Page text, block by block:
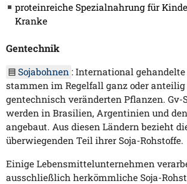
proteinreiche Spezialnahrung für
Kranke
Gentechnik
Sojabohnen : International gehandelte
stammen im Regelfall ganz oder anteilig
gentechnisch veränderten Pflanzen. Gv-
werden in Brasilien, Argentinien und
angebaut. Aus diesen Ländern bezieht
überwiegenden Teil ihrer Soja-Rohstoffe.
Einige Lebensmittelunternehmen
ausschließlich herkömmliche Soja-